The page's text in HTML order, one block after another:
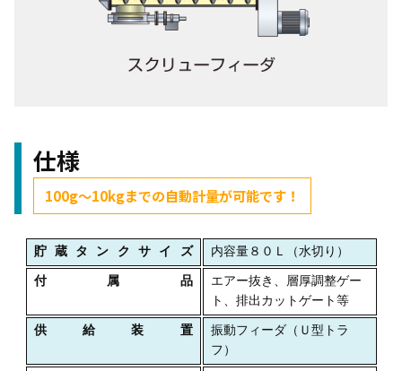
仕様
100g～10kgまでの自動計量が可能です！
貯蔵タンクサイズ 内容量８０Ｌ（水切り）
付属品
エアー抜き、層厚調整ゲー
ト、排出カットゲート等
供給装置
振動フィーダ（Ｕ型トラ
フ）